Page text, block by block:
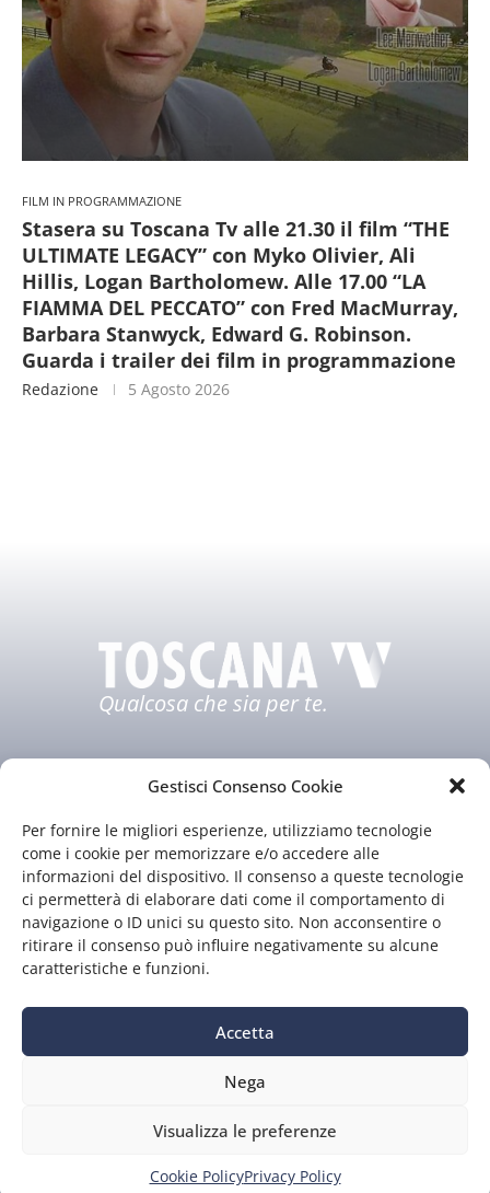
Gestisci Consenso Cookie
Per fornire le migliori esperienze, utilizziamo tecnologie
come i cookie per memorizzare e/o accedere alle
informazioni del dispositivo. Il consenso a queste tecnologie
ci permetterà di elaborare dati come il comportamento di
navigazione o ID unici su questo sito. Non acconsentire o
ritirare il consenso può influire negativamente su alcune
caratteristiche e funzioni.
Accetta
Nega
Visualizza le preferenze
Cookie PolicyPrivacy Policy
FILM IN PROGRAMMAZIONE
Stasera su Toscana Tv alle 21.30 il film “THE
ULTIMATE LEGACY” con Myko Olivier, Ali
Hillis, Logan Bartholomew. Alle 17.00 “LA
FIAMMA DEL PECCATO” con Fred MacMurray,
Barbara Stanwyck, Edward G. Robinson.
Guarda i trailer dei film in programmazione
Redazione 5 Agosto 2026
Qualcosa che sia per te.
Chi siamo
Il nostro staff
Guida TV
Contatti
P.Iva 01549130977 – CF 00222070526 – Iscriz. al ROC n.13573
Testata giornalistica iscritta al Tribunale di Prato n.160/90 del